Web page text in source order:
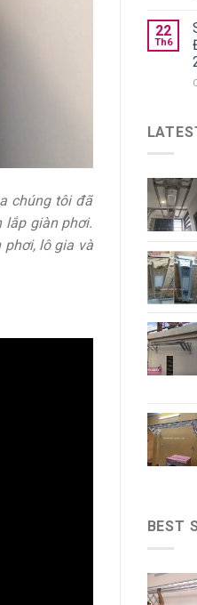
chúng tôi đã
lắp giàn phơi.
lô gia và
22
Th6
BEST